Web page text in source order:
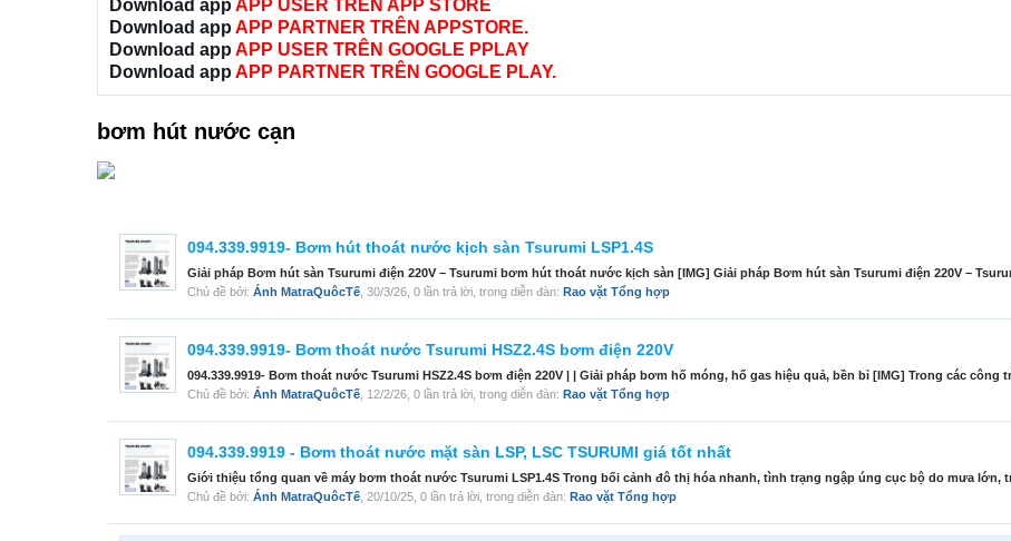
Download app APP USER TRÊN APP STORE
Download app APP PARTNER TRÊN APPSTORE.
Download app APP USER TRÊN GOOGLE PPLAY
Download app APP PARTNER TRÊN GOOGLE PLAY.
bơm hút nước cạn
094.339.9919- Bơm hút thoát nước kịch sàn Tsurumi LSP1.4S
Giải pháp Bơm hút sàn Tsurumi điện 220V – Tsurumi bơm hút thoát nước kịch sàn [IMG] Giải pháp Bơm hút sàn Tsurumi điện 220V –
Chủ đề bởi: Ánh MatraQuôcTế 30/3/26 , 0 lần trả lời, trong diễn đàn: Rao vặt Tổng hợp
094.339.9919- Bơm thoát nước Tsurumi HSZ2.4S bơm điện 220V
094.339.9919- Bơm thoát nước Tsurumi HSZ2.4S bơm điện 220V | | Giải pháp bơm hố móng, hố gas hiệu quả, bền bỉ [IMG] Trong các công
Chủ đề bởi: Ánh MatraQuôcTế 12/2/26 , 0 lần trả lời, trong diễn đàn: Rao vặt Tổng hợp
094.339.9919 - Bơm thoát nước mặt sàn LSP, LSC TSURUMI giá tốt nhất
Giới thiệu tổng quan về máy bơm thoát nước Tsurumi LSP1.4S Trong bối cảnh đô thị hóa nhanh, tình trạng ngập úng cục bộ do mưa lớn,
Chủ đề bởi: Ánh MatraQuôcTế 20/10/25 , 0 lần trả lời, trong diễn đàn: Rao vặt Tổng hợp